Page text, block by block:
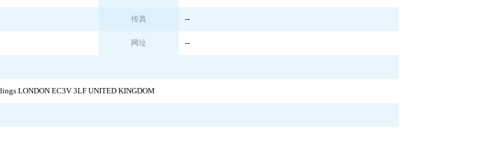
传真 --
网址 --
LONDON EC3V 3LF UNITED KINGDOM